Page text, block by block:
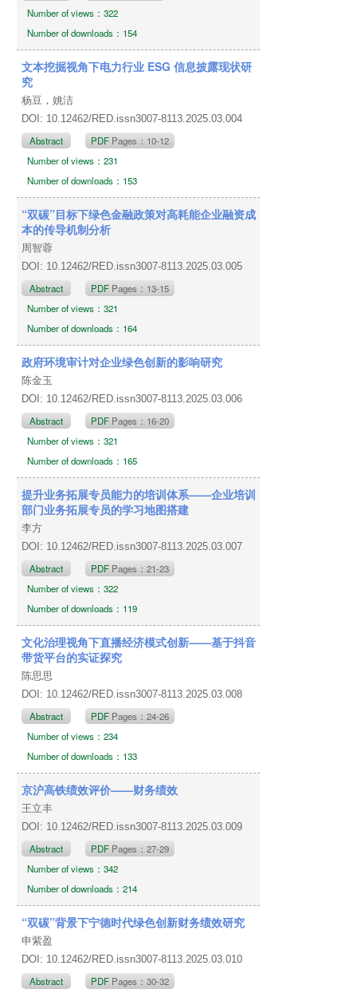
Number of views：322
Number of downloads：154
文本挖掘视角下电力行业 ESG 信息披露现状研
究
杨豆，姚洁
DOI: 10.12462/RED.issn3007-8113.2025.03.004
Abstract PDF Pages：10-12
Number of views：231
Number of downloads：153
“双碳”目标下绿色金融政策对高耗能企业融资成
本的传导机制分析
周智蓉
DOI: 10.12462/RED.issn3007-8113.2025.03.005
Abstract PDF Pages：13-15
Number of views：321
Number of downloads：164
政府环境审计对企业绿色创新的影响研究
陈金玉
DOI: 10.12462/RED.issn3007-8113.2025.03.006
Abstract PDF Pages：16-20
Number of views：321
Number of downloads：165
提升业务拓展专员能力的培训体系——企业培训
部门业务拓展专员的学习地图搭建
李方
DOI: 10.12462/RED.issn3007-8113.2025.03.007
Abstract PDF Pages：21-23
Number of views：322
Number of downloads：119
文化治理视角下直播经济模式创新——基于抖音
带货平台的实证探究
陈思思
DOI: 10.12462/RED.issn3007-8113.2025.03.008
Abstract PDF Pages：24-26
Number of views：234
Number of downloads：133
京沪高铁绩效评价——财务绩效
王立丰
DOI: 10.12462/RED.issn3007-8113.2025.03.009
Abstract PDF Pages：27-29
Number of views：342
Number of downloads：214
“双碳”背景下宁德时代绿色创新财务绩效研究
申紫盈
DOI: 10.12462/RED.issn3007-8113.2025.03.010
Abstract PDF Pages：30-32